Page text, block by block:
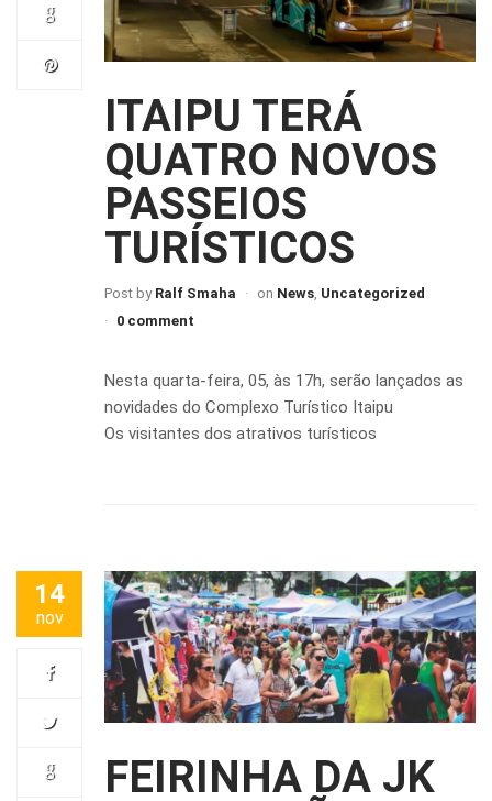
ITAIPU TERÁ
QUATRO NOVOS
PASSEIOS
TURÍSTICOS
Post by Ralf Smaha on News, Uncategorized
0 comment
Nesta quarta-feira, 05, às 17h, serão lançados as
novidades do Complexo Turístico Itaipu
Os visitantes dos atrativos turísticos
14
nov
FEIRINHA DA JK